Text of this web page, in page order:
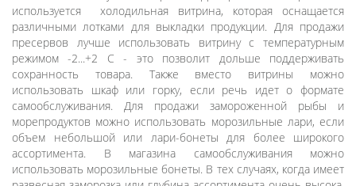
используется холодильная витрина, которая оснащается
различными лотками для выкладки продукции. Для продажи
пресервов лучше использовать витрину с температурным
режимом -2...+2 С - это позволит дольше поддерживать
сохранность товара. Также вместо витрины можно
использовать шкаф или горку, если речь идет о формате
самообслуживания. Для продажи замороженной рыбы и
морепродуктов можно использовать морозильные лари, если
объем небольшой или лари-бонеты для более широкого
ассортимента. В магазина самообслуживания можно
использовать морозильные бонеты. В тех случаях, когда имеет